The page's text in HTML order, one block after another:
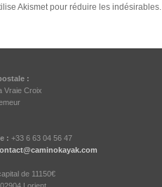
Akismet pour réduire les indésirables.
:
Vraie Croix
: +33 6 63 04 56 47
de 11150€